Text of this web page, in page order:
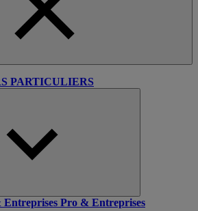
PARTICULIERS
Entreprises Pro & Entreprises